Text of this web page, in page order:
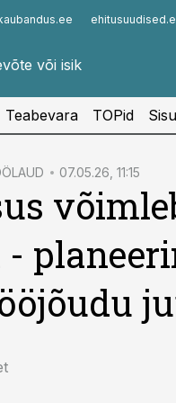
Infopank
Teabevara TOPid
07.05.26, 11:15